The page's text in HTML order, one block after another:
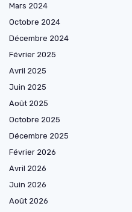
Mars 2024
Octobre 2024
Décembre 2024
Février 2025
Avril 2025
Juin 2025
Août 2025
Octobre 2025
Décembre 2025
Février 2026
Avril 2026
Juin 2026
Août 2026